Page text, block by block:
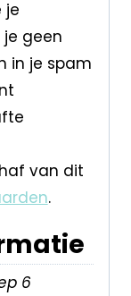
je
geen
in je spam
van dit
.
6